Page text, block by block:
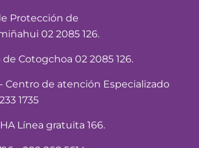
Protección de
02 2085 126.
Cotogchoa 02 2085 126.
Centro de atención Especializado
1735
Línea gratuita 166.